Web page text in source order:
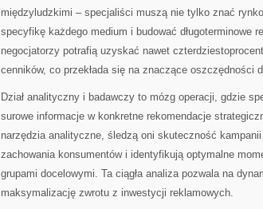
międzyludzkimi – specjaliści muszą nie tylko znać
specyfikę każdego medium i budować długoterminowe
negocjatorzy potrafią uzyskać nawet
cenników, co przekłada się na znaczące oszczędności
Dział analityczny i badawczy to mózg operacji, gdzie
surowe informacje w konkretne rekomendacje
narzędzia analityczne, śledzą oni skuteczność
zachowania konsumentów i identyfikują optymalne
grupami docelowymi. Ta ciągła analiza pozwala na
maksymalizację zwrotu z inwestycji reklamowych.